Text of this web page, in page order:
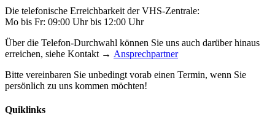
Die telefonische Erreichbarkeit der VHS-Zentrale:
Mo bis Fr: 09:00 Uhr bis 12:00 Uhr
Über die Telefon-Durchwahl können Sie uns auch darüber hinaus
erreichen, siehe Kontakt → Ansprechpartner
Bitte vereinbaren Sie unbedingt vorab einen Termin, wenn Sie
persönlich zu uns kommen möchten!
Quiklinks